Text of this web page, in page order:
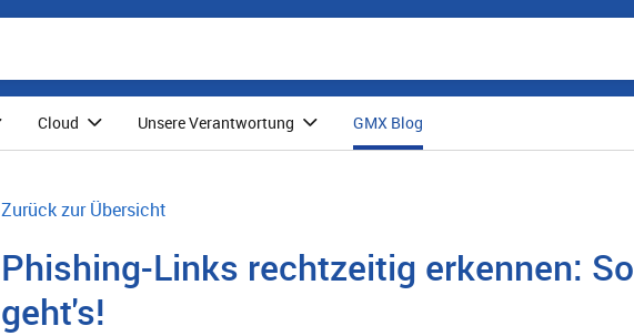
Cloud Unsere Verantwortung GMX Blog
Zurück zur Übersicht
Phishing-Links rechtzeitig erkennen: So
geht's!